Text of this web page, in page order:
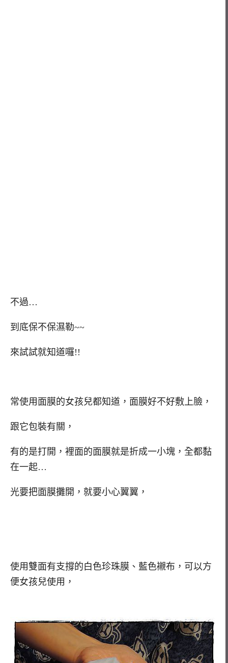
不過…
到底保不保濕勒~~
來試試就知道囉!!
常使用面膜的女孩兒都知道，面膜好不好敷上臉，
跟它包裝有關，
有的是打開，裡面的面膜就是折成一小塊，全都黏
在一起…
光要把面膜攤開，就要小心翼翼，
使用雙面有支撐的白色珍珠膜、藍色襯布，可以方
便女孩兒使用，